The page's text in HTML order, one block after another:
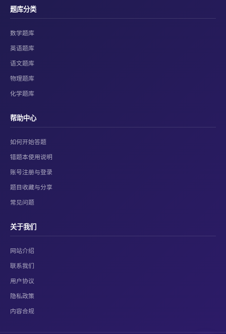
题库分类
数学题库
英语题库
语文题库
物理题库
化学题库
帮助中心
如何开始答题
错题本使用说明
账号注册与登录
题目收藏与分享
常见问题
关于我们
网站介绍
联系我们
用户协议
隐私政策
内容合规